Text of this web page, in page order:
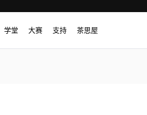
学堂 大赛 支持 茶思屋